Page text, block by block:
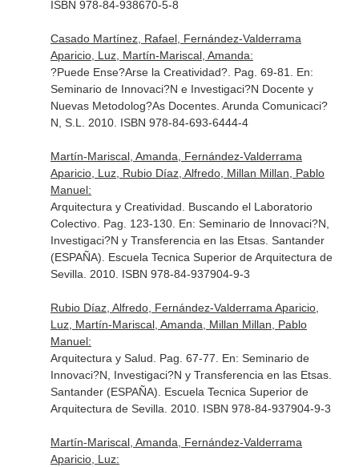
ISBN 978-84-938670-5-8
Casado Martínez, Rafael, Fernández-Valderrama
Aparicio, Luz, Martín-Mariscal, Amanda:
?Puede Ense?Arse la Creatividad?. Pag. 69-81. En:
Seminario de Innovaci?N e Investigaci?N Docente y
Nuevas Metodolog?As Docentes. Arunda Comunicaci?
N, S.L. 2010. ISBN 978-84-693-6444-4
Martín-Mariscal, Amanda, Fernández-Valderrama
Aparicio, Luz, Rubio Díaz, Alfredo, Millan Millan, Pablo
Manuel:
Arquitectura y Creatividad. Buscando el Laboratorio
Colectivo. Pag. 123-130. En: Seminario de Innovaci?N,
Investigaci?N y Transferencia en las Etsas. Santander
(ESPAÑA). Escuela Tecnica Superior de Arquitectura de
Sevilla. 2010. ISBN 978-84-937904-9-3
Rubio Díaz, Alfredo, Fernández-Valderrama Aparicio,
Luz, Martín-Mariscal, Amanda, Millan Millan, Pablo
Manuel:
Arquitectura y Salud. Pag. 67-77. En: Seminario de
Innovaci?N, Investigaci?N y Transferencia en las Etsas.
Santander (ESPAÑA). Escuela Tecnica Superior de
Arquitectura de Sevilla. 2010. ISBN 978-84-937904-9-3
Martín-Mariscal, Amanda, Fernández-Valderrama
Aparicio, Luz: